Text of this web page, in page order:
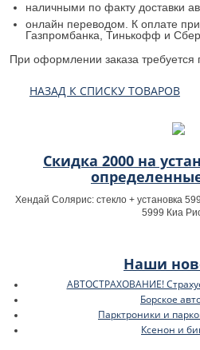
наличными по факту доставки
онлайн переводом. К оплате
Газпромбанка, Тинькофф и
При оформлении заказа требуется
НАЗАД К СПИСКУ ТОВАРОВ
Скидка 2000 на
Хендай Солярис: стекло + установка
5999 Киа
Наши
АВТОСТРАХОВАНИЕ!
Борское
Парктроники и
Ксенон и